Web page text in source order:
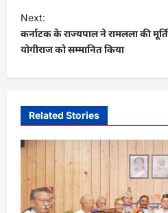
s
t
n
a
g
a
Next:
कर्नाटक के राज्यपाल ने रामलला की
योगीराज को सम्मानित किया
Related Stories